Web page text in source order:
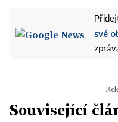
své
Související